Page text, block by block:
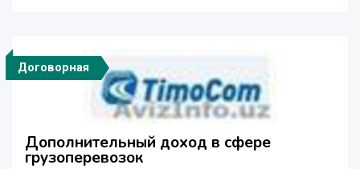
Договорная
Дополнительный доход в сфере
грузоперевозок